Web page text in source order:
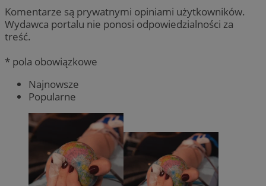
Komentarze są prywatnymi opiniami użytkowników.
Wydawca portalu nie ponosi odpowiedzialności za
treść.
* pola obowiązkowe
Najnowsze
Popularne